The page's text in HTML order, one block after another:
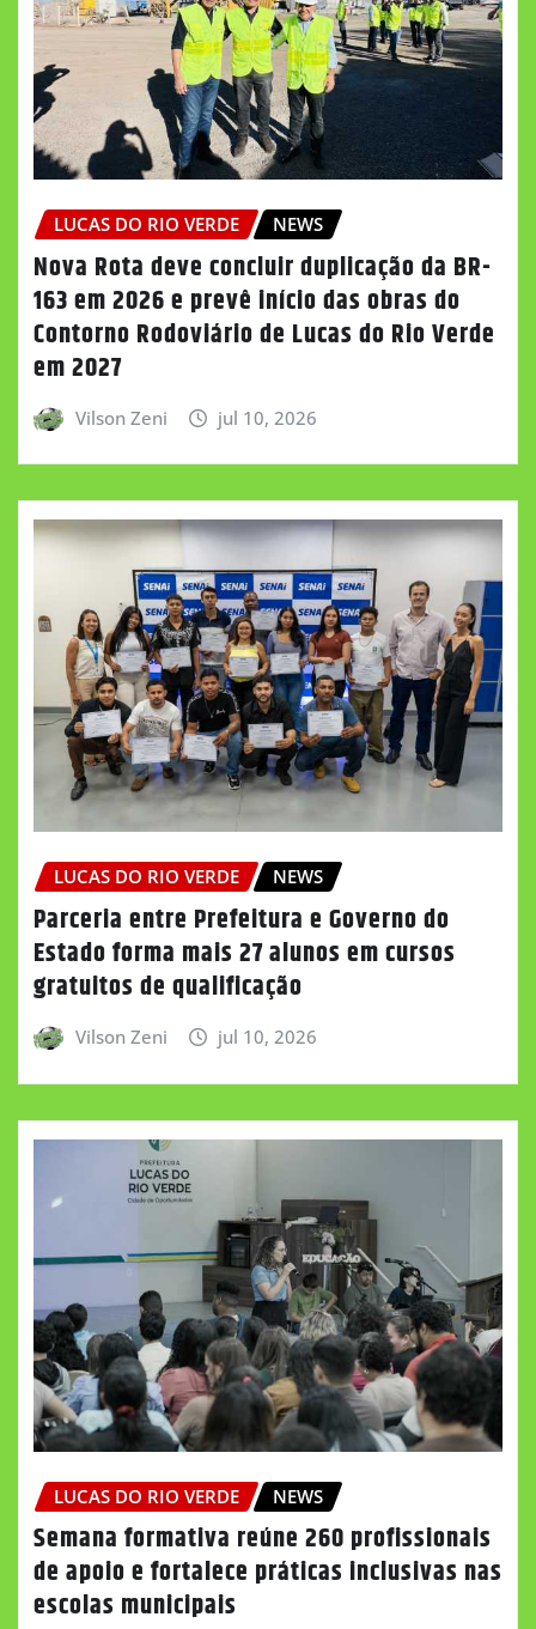
LUCAS DO RIO VERDE NEWS
Nova Rota deve concluir duplicação da BR-
163 em 2026 e prevê início das obras do
Contorno Rodoviário de Lucas do Rio Verde
em 2027
Vilson Zeni jul 10, 2026
LUCAS DO RIO VERDE NEWS
Parceria entre Prefeitura e Governo do
Estado forma mais 27 alunos em cursos
gratuitos de qualificação
Vilson Zeni jul 10, 2026
LUCAS DO RIO VERDE NEWS
Semana formativa reúne 260 profissionais
de apoio e fortalece práticas inclusivas nas
escolas municipais